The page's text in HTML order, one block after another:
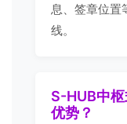
息、签章位置
线。
S-HUB中
优势？